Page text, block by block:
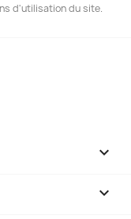
d'utilisation du site.

